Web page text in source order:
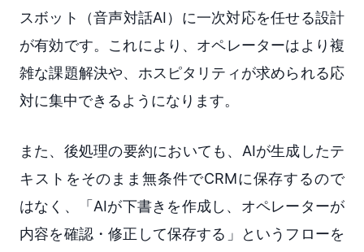
スボット（音声対話AI）に一次対応を任せる設計
が有効です。これにより、オペレーターはより複
雑な課題解決や、ホスピタリティが求められる応
対に集中できるようになります。
また、後処理の要約においても、AIが生成したテ
キストをそのまま無条件でCRMに保存するので
はなく、「AIが下書きを作成し、オペレーターが
内容を確認・修正して保存する」というフローを